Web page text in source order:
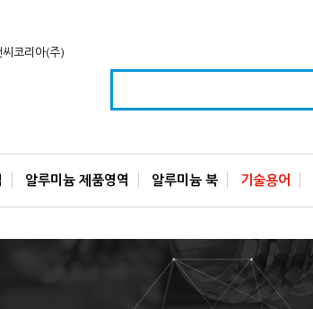
알루미늄 제품영역 알루미늄 북 기술용어